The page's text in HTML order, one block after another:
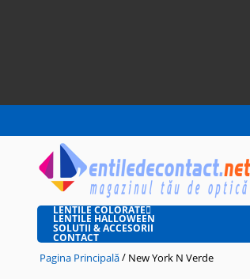
LENTILE COLORATE
LENTILE HALLOWEEN
SOLUTII & ACCESORII
CONTACT
Pagina Principală/ New York N Verde